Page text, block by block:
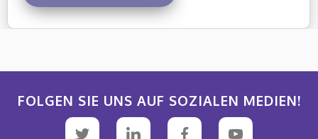
FOLGEN SIE UNS AUF SOZIALEN MEDIEN!